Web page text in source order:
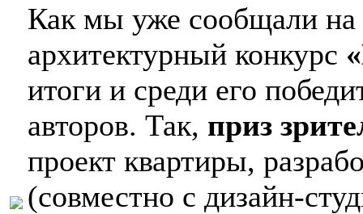
Как мы уже сообщали на
архитектурный конкурс
итоги и среди его
авторов. Так, приз
проект квартиры,
(совместно с дизайн-